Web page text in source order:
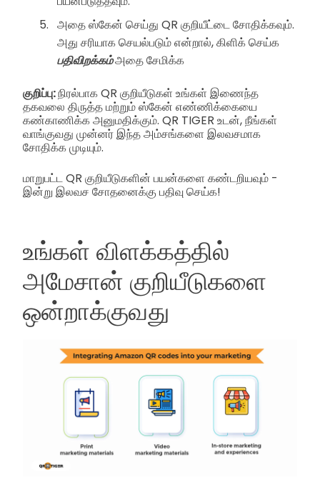
அதை ஸ்கேன் செய்து QR குறியீட்டை சோதிக்கவும்.
அது சரியாக செயல்படும் என்றால், கிளிக் செய்க
பதிவிறக்கம்அதை சேமிக்க
குறிப்பு:நிரல்பாக QR குறியீடுகள் உங்கள் இணைந்த
தகவலை திருத்த மற்றும் ஸ்கேன் எண்ணிக்கையை
கண்காணிக்க அனுமதிக்கும். QR TIGER உடன், நீங்கள்
வாங்குவது முன்னர் இந்த அம்சங்களை இலவசமாக
சோதிக்க முடியும்.
மாறுபட்ட QR குறியீடுகளின் பயன்களை கண்டறியவும் -
இன்று இலவச சோதனைக்கு பதிவு செய்க!
உங்கள் விளக்கத்தில்
அமேசான் குறியீடுகளை
ஒன்றாக்குவது